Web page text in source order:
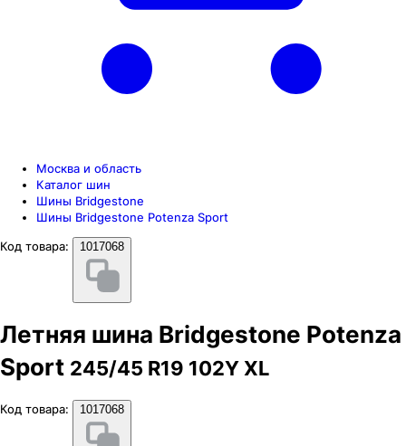
Москва и область
Каталог шин
Шины Bridgestone
Шины Bridgestone Potenza Sport
Код товара:
1017068
Летняя шина Bridgestone Potenza
Sport 245/45 R19 102Y XL
Код товара: 1017068